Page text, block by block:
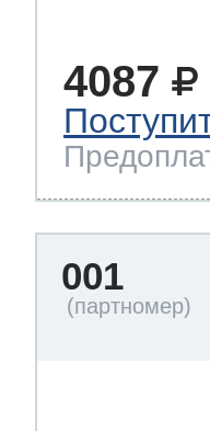
4087
001